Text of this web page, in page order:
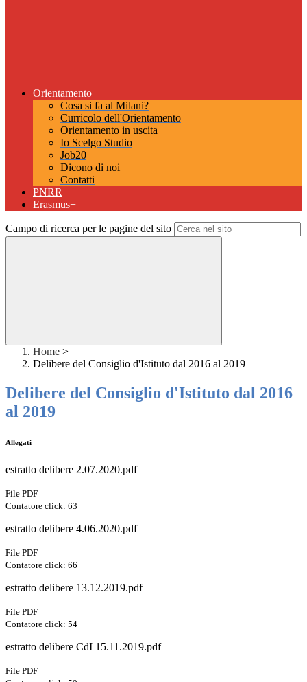
Orientamento
Cosa si fa al Milani?
Curricolo dell'Orientamento
Orientamento in uscita
Io Scelgo Studio
Job20
Dicono di noi
Contatti
PNRR
Erasmus+
Campo di ricerca per le pagine del sito
Home >
Delibere del Consiglio d'Istituto dal 2016 al 2019
Delibere del Consiglio d'Istituto dal 2016
al 2019
Allegati
estratto delibere 2.07.2020.pdf
File PDF
Contatore click: 63
estratto delibere 4.06.2020.pdf
File PDF
Contatore click: 66
estratto delibere 13.12.2019.pdf
File PDF
Contatore click: 54
estratto delibere CdI 15.11.2019.pdf
File PDF